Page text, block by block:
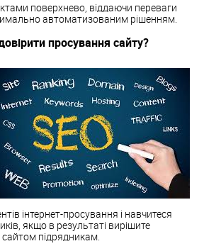
поверхнево, віддаючи переваги
автоматизованим рішенням.
просування сайту?
інтернет-просування і навчитеся
якщо в результаті вирішите
підрядникам.